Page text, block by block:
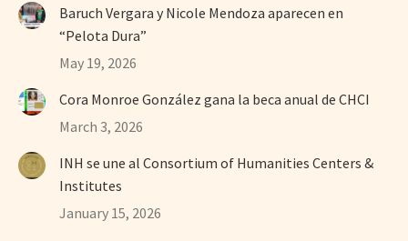
Baruch Vergara y Nicole Mendoza aparecen en
“Pelota Dura”
May 19, 2026
Cora Monroe González gana la beca anual de CHCI
March 3, 2026
INH se une al Consortium of Humanities Centers &
Institutes
January 15, 2026